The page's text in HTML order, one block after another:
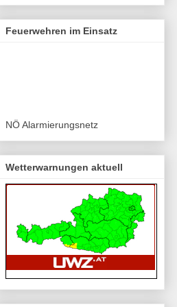
Feuerwehren im Einsatz
NÖ Alarmierungsnetz
Wetterwarnungen aktuell